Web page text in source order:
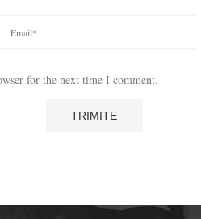
for the next time I comment.